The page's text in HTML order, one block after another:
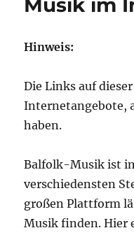
Musik im
Hinweis:
Die Links auf
Internetangebote,
haben.
Balfolk-Musik ist
verschiedensten
großen Plattform
Musik finden. Hier